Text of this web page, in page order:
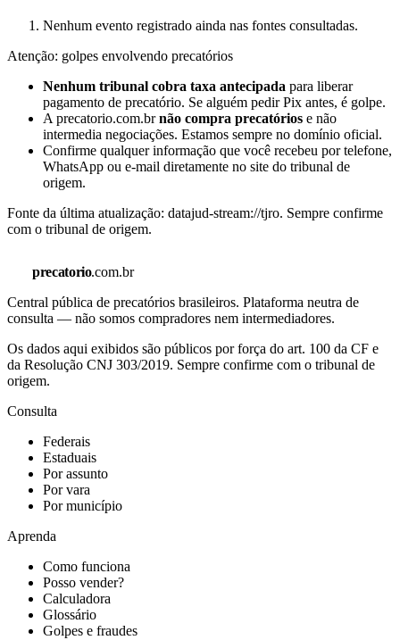
Nenhum evento registrado ainda nas fontes consultadas.
Atenção: golpes envolvendo precatórios
Nenhum tribunal cobra taxa antecipada para liberar
pagamento de precatório. Se alguém pedir Pix antes, é golpe.
A precatorio.com.brnão compra precatórios e não
intermedia negociações. Estamos sempre no domínio oficial.
Confirme qualquer informação que você recebeu por telefone,
WhatsApp ou e-mail diretamente no site do tribunal de
origem.
Fonte da última atualização: datajud-stream://tjro. Sempre confirme
com o tribunal de origem.
precatorio.com.br
Central pública de precatórios brasileiros. Plataforma neutra de
consulta — não somos compradores nem intermediadores.
Os dados aqui exibidos são públicos por força do art. 100 da CF e
da Resolução CNJ 303/2019. Sempre confirme com o tribunal de
origem.
Consulta
Federais
Estaduais
Por assunto
Por vara
Por município
Aprenda
Como funciona
Posso vender?
Calculadora
Glossário
Golpes e fraudes